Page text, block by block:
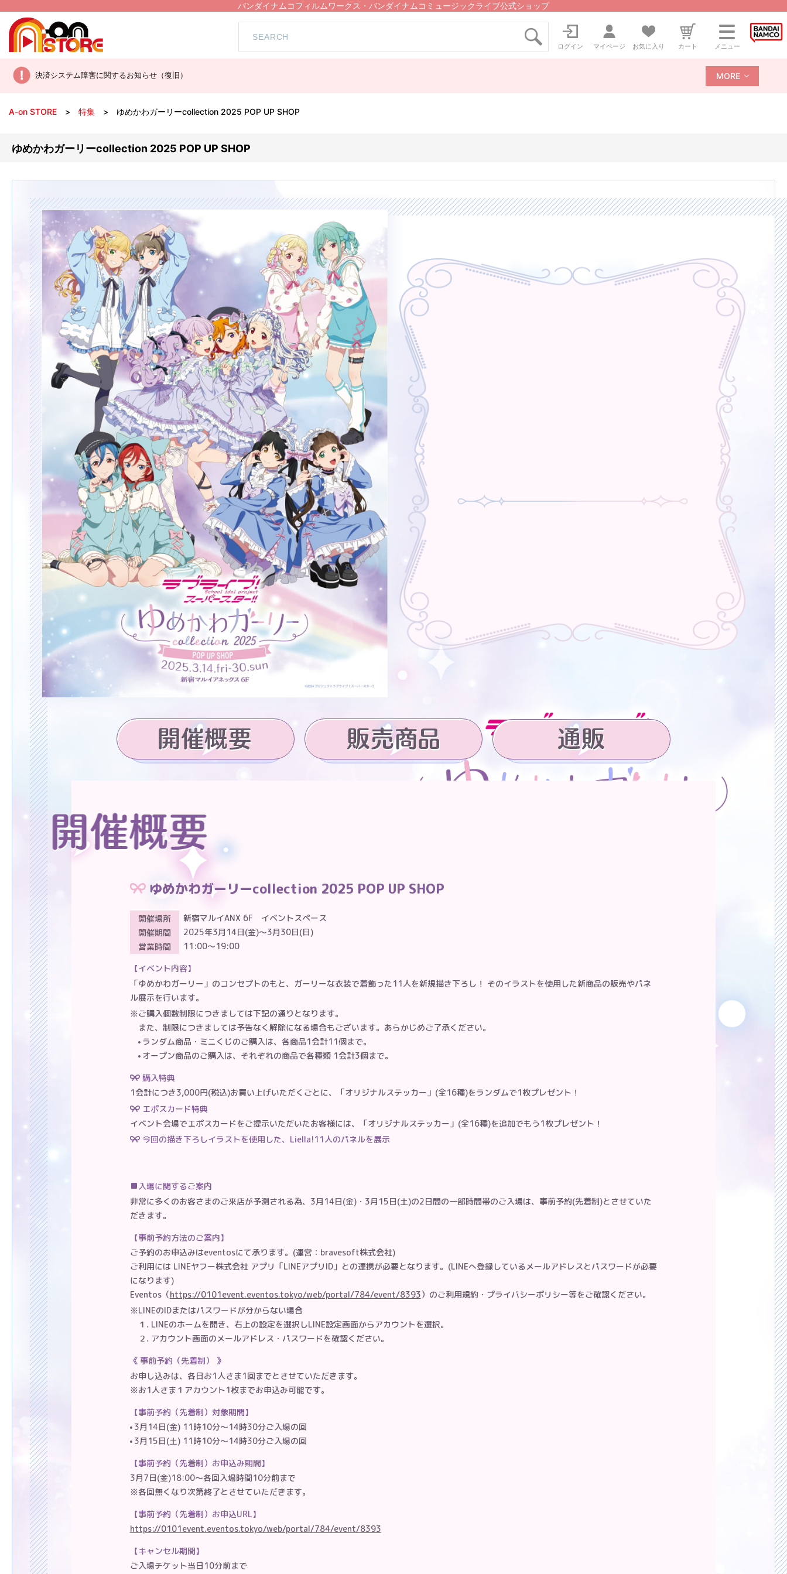
バンダイナムコフィルムワークス・バンダイナムコミュージックライブ公式ショップ
ログイン マイページ お気に入り カート メニュー
決済システム障害に関するお知らせ（復旧） MORE
A-on STORE 特集 ゆめかわガーリーcollection 2025 POP UP SHOP
ゆめかわガーリーcollection 2025 POP UP SHOP
ゆめかわガーリーcollection 2025 POP UP SHOP
開催場所
新宿マルイANX 6F イベントスペース
開催期間
2025年3月14日(金)～3月30日(日)
営業時間
11:00～19:00
イベント内容
「ゆめかわガーリー」のコンセプトのもと、ガーリーな衣装で着飾った11人を新規描き下ろし！ そのイラストを使用した新商品の販売やパネ
ル展示を行います。
※ご購入個数制限につきましては下記の通りとなります。
また、制限につきましては予告なく解除になる場合もございます。あらかじめご了承ください。
ランダム商品・ミニくじのご購入は、各商品1会計11個まで。
オープン商品のご購入は、それぞれの商品で各種類 1会計3個まで。
購入特典
1会計につき3,000円(税込)お買い上げいただくごとに、「オリジナルステッカー」(全16種)をランダムで1枚プレゼント！
エポスカード特典
イベント会場でエポスカードをご提示いただいたお客様には、「オリジナルステッカー」(全16種)を追加でもう1枚プレゼント！
今回の描き下ろしイラストを使用した、Liella!11人のパネルを展示
入場に関するご案内
非常に多くのお客さまのご来店が予測される為、3月14日(金)・3月15日(土)の2日間の一部時間帯のご入場は、事前予約(先着制)とさせていた
だきます。
事前予約方法のご案内
ご予約のお申込みはeventosにて承ります。(運営：bravesoft株式会社)
ご利用には LINEヤフー株式会社 アプリ「LINEアプリID」との連携が必要となります。(LINEへ登録しているメールアドレスとパスワードが必要
になります)
Eventos（https://0101event.eventos.tokyo/web/portal/784/event/8393）のご利用規約・プライバシーポリシー等をご確認ください。
※LINEのIDまたはパスワードが分からない場合
１. LINEのホームを開き、右上の設定を選択しLINE設定画面からアカウントを選択。
２. アカウント画面のメールアドレス・パスワードを確認ください。
事前予約（先着制）
お申し込みは、各日お1人さま1回までとさせていただきます。
※お1人さま１アカウント1枚までお申込み可能です。
事前予約（先着制）対象期間
3月14日(金) 11時10分～14時30分ご入場の回
3月15日(土) 11時10分～14時30分ご入場の回
事前予約（先着制）お申込み期間
3月7日(金)18:00～各回入場時間10分前まで
※各回無くなり次第終了とさせていただきます。
事前予約（先着制）お申込URL
https://0101event.eventos.tokyo/web/portal/784/event/8393
キャンセル期間
ご入場チケット当日10分前まで